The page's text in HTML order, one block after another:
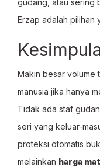
Erzap adalah pilihan
Makin besar volume
manusia jika hanya
Tidak ada staf
seri yang keluar-
proteksi otomatis
melainkan harga